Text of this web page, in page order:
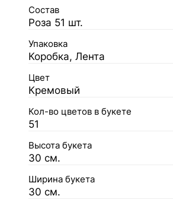
Состав
Роза 51 шт.
Упаковка
Коробка, Лента
Цвет
Кремовый
Кол-во цветов в букете
51
Высота букета
30 см.
Ширина букета
30 см.